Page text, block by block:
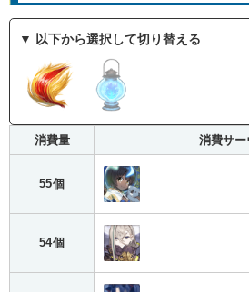
▼ 以下から選択して切り替える
消費量 消費サー
55個
54個